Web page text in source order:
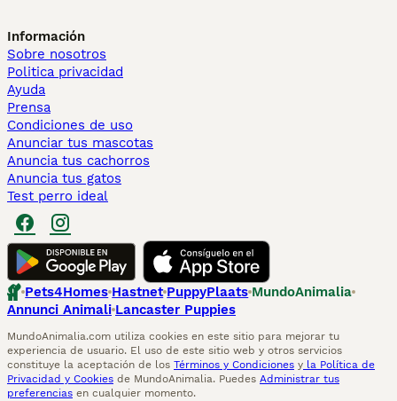
Información
Sobre nosotros
Politica privacidad
Ayuda
Prensa
Condiciones de uso
Anunciar tus mascotas
Anuncia tus cachorros
Anuncia tus gatos
Test perro ideal
Pets4Homes Hastnet PuppyPlaats MundoAnimalia
Annunci Animali Lancaster Puppies
MundoAnimalia.com utiliza cookies en este sitio para mejorar tu
experiencia de usuario. El uso de este sitio web y otros servicios
constituye la aceptación de los Términos y Condiciones y la Política de
Privacidad y Cookies de MundoAnimalia. Puedes Administrar tus
preferencias en cualquier momento.